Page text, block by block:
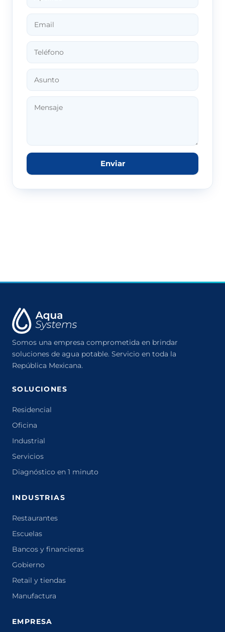
Enviar
Somos una empresa comprometida en brindar
soluciones de agua potable. Servicio en toda la
República Mexicana.
SOLUCIONES
Residencial
Oficina
Industrial
Servicios
Diagnóstico en 1 minuto
INDUSTRIAS
Restaurantes
Escuelas
Bancos y financieras
Gobierno
Retail y tiendas
Manufactura
EMPRESA